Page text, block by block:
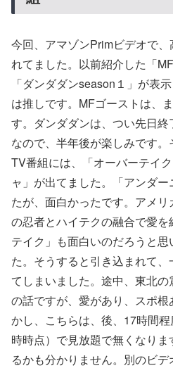
今回、アマゾンPrimビデオで
れてました。以前紹介した「
「ダンダダンseason１」が表
は推しです。MFゴーストは、
す。ダンダダンは、つい先日
なので、半年後が楽しみです
TV番組には、「オーバーテイ
ャ」が出てました。「アンダ
たが、面白かったです。アメ
の忍者とハイテクの融合で愛
テイク」も面白いのだろうと
た。そうすると引き込まれて
てしまいました。途中、東北
の話ですが、愛があり、スポ
かし、こちらは、後、17時間
時時点）で見放題で無くなり
るかも分かりません。別のビ